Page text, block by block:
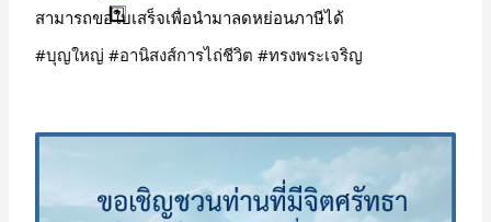
สามารถขอใบเสร็จเพื่อนำมาลดหย่อนภาษีได้
#บุญใหญ่ #อานิสงส์การไถ่ชีวิต #ทรงพระเจริญ